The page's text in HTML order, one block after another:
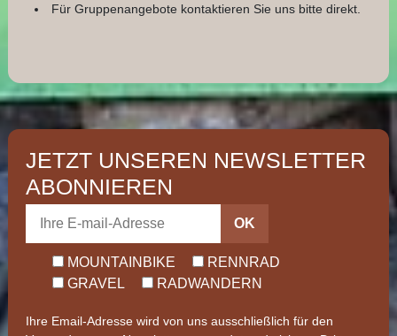
Für Gruppenangebote kontaktieren Sie uns bitte direkt.
JETZT UNSEREN NEWSLETTER
ABONNIEREN
OK
MOUNTAINBIKE
RENNRAD
GRAVEL
RADWANDERN
Ihre Email-Adresse wird von uns ausschließlich für den